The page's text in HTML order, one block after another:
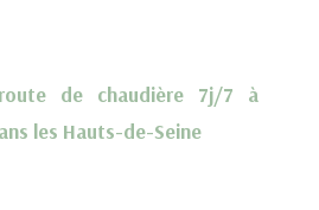
de chaudière 7j/7 à
les Hauts-de-Seine